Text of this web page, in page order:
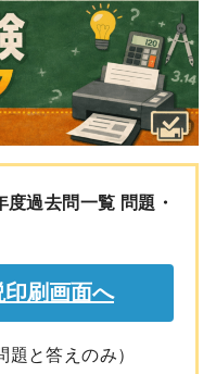
過去問一覧 問題・
と答えのみ）